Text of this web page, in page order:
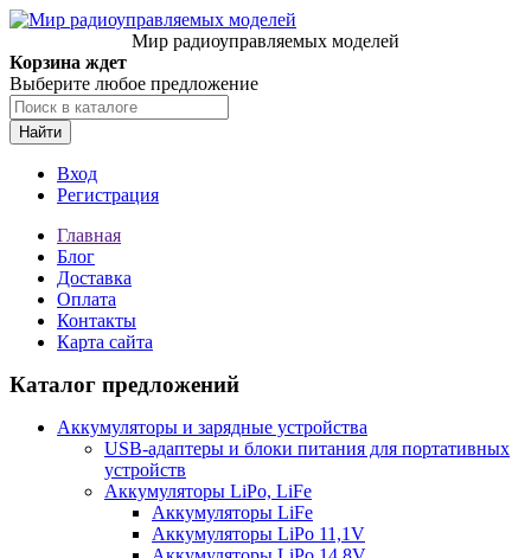
Мир радиоуправляемых моделей
Корзина ждет
Выберите любое предложение
Найти
Вход
Регистрация
Главная
Блог
Доставка
Оплата
Контакты
Карта сайта
Каталог предложений
Аккумуляторы и зарядные устройства
USB-адаптеры и блоки питания для портативных
устройств
Аккумуляторы LiPo, LiFe
Аккумуляторы LiFe
Аккумуляторы LiPo 11,1V